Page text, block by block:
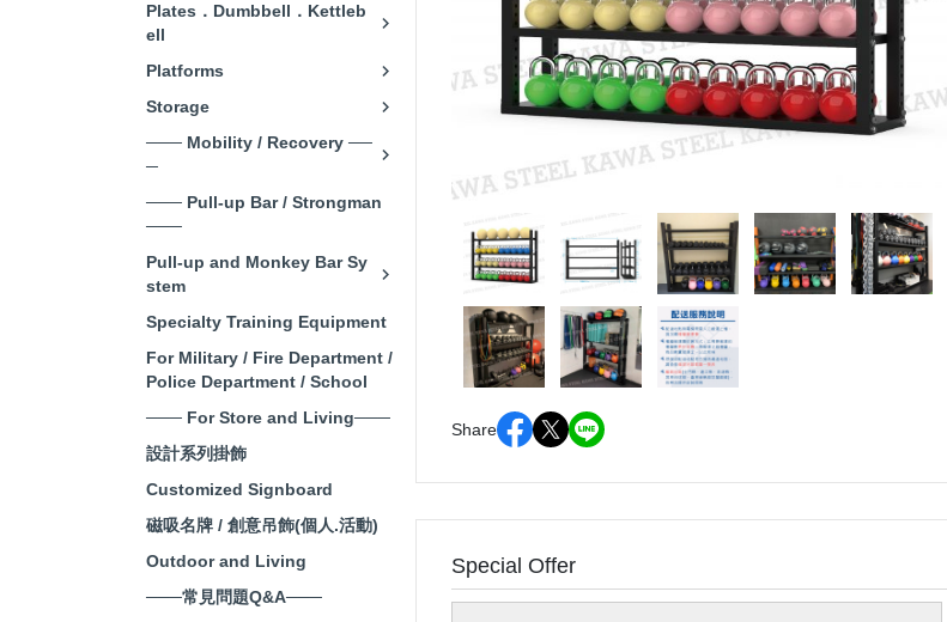
Plates．Dumbbell．Kettleb
ell
Platforms
Storage
─── Mobility / Recovery ──
─
─── Pull-up Bar / Strongman
───
Pull-up and Monkey Bar Sy
stem
Specialty Training Equipment
For Military / Fire Department /
Police Department / School
─── For Store and Living───
設計系列掛飾
Customized Signboard
磁吸名牌 / 創意吊飾(個人.活動)
Outdoor and Living
───常見問題Q&A───
Share
Special Offer